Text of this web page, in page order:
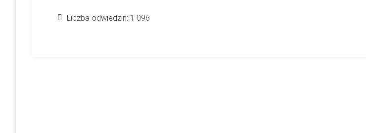
Liczba odwiedzin: 1 096